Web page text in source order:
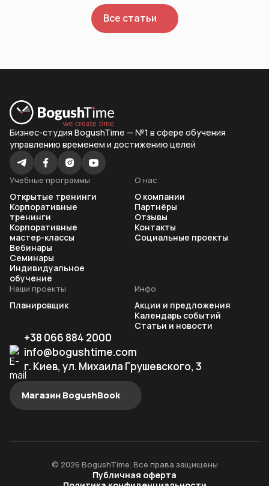
Все статьи
Бизнес-студия BogushTime — №1 в сфере обучения
управлению временем и достижению целей
Учебные программы
Открытые тренинги
Корпоративные
тренинги
Корпоративные
мастер-классы
Вебинары
Семинары
Индивидуальное
обучение
Наши проекты
Планировщик
Инфо
Акции и предложения
Календарь событий
Статьи и новости
О нас
О компании
Партнёры
Отзывы
Контакты
Социальные проекты
+38 066 884 2000
info@bogushtime.com
г. Киев, ул. Михаила Грушевского, 3
Магазин BogushBook
© 2026 BogushTime. Все права защищены
Публичная оферта